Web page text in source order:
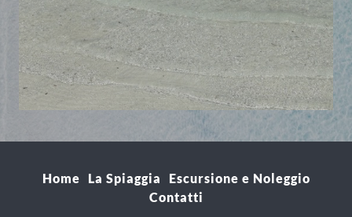
Home La Spiaggia
Escursione e Noleggio
Contatti